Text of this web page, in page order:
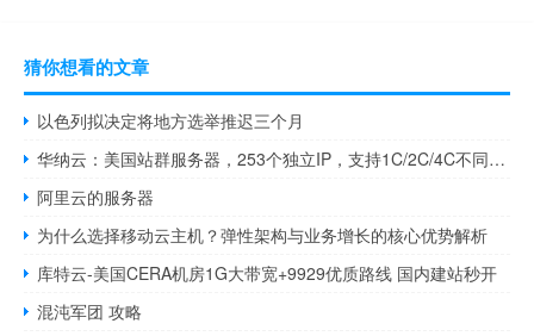
猜你想看的文章
以色列拟决定将地方选举推迟三个月
华纳云：美国站群服务器，253个独立IP，支持1C/2C/4C不同C段，精品CN2三网直连，速度快延迟低
阿里云的服务器
为什么选择移动云主机？弹性架构与业务增长的核心优势解析
库特云-美国CERA机房1G大带宽+9929优质路线 国内建站秒开
混沌军团 攻略